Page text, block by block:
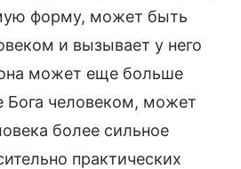
форму, может быть
и вызывает у него
может еще больше
Бога человеком, может
более сильное
практических